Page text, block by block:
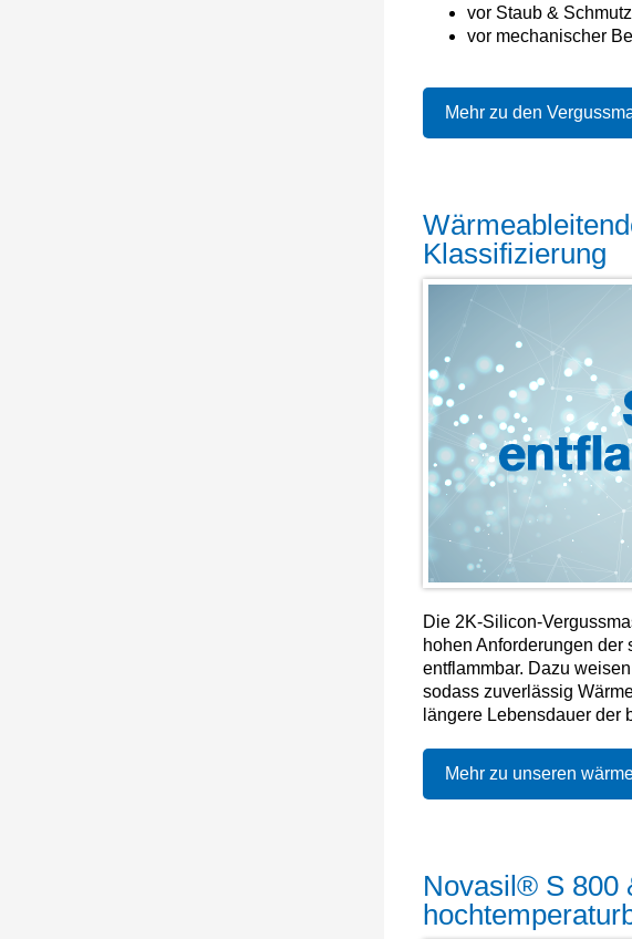
vor Staub & Schmutz
vor mechanischer
Mehr zu den
Klassifizierung
Die 2K-Silicon-
hohen Anforderungen
entflammbar. Dazu
sodass zuverlässig
längere Lebensdauer der
Mehr zu unseren
Novasil® S 800